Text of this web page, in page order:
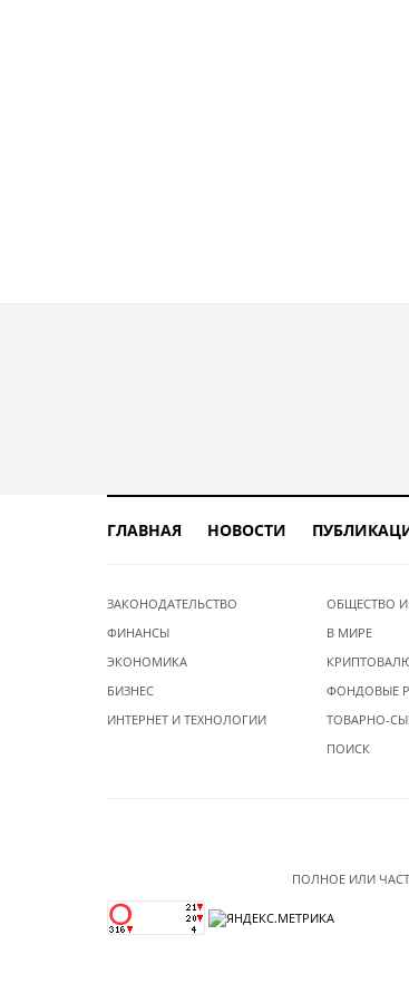
ГЛАВНАЯ НОВОСТИ
ЗАКОНОДАТЕЛЬСТВО
ФИНАНСЫ
ЭКОНОМИКА
БИЗНЕС
ИНТЕРНЕТ И ТЕХНОЛОГИИ
ОБЩЕСТВО
В МИРЕ
ФОНДОВЫЕ
ТОВАРНО-
ПОИСК
ПОЛНОЕ ИЛИ